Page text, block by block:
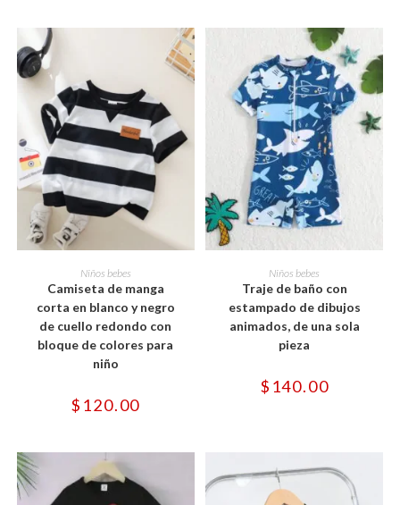
de
de
producto
SELECCIONAR OPCIONES
Este
producto
tiene
múltiples
variantes.
opciones
se
pueden
elegir
página
Niños bebes
Camiseta de manga
corta en blanco y negro
de cuello redondo con
bloque de colores para
niño
$ 120.00
SELECCIONAR OPCIONES
Este
producto
tiene
múltiples
variantes.
opciones
se
en
la
Niños bebes
Traje de baño con
estampado de dibujos
animados, de una sola
pieza
$ 140.00